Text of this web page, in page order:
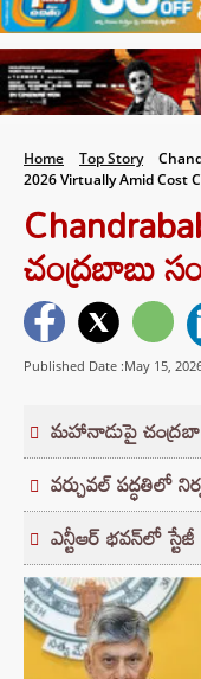
Home Top Story
2026 Virtually Amid Cost
చంద్రబాబు
Published Date :May 15,
మహానాడుపై
వర్చువల్ పద్ధతిలో
ఎన్టీఆర్ భవన్‌లో